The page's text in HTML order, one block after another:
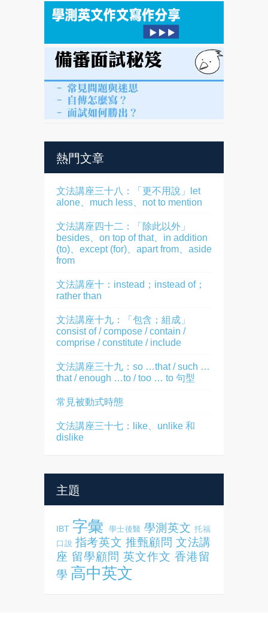
熱門文章
文法講座三十八：「更不用說」let
alone、much less、not to mention
文法講座四十二：「除此以外」
besides、on top of that、in addition
(to)、except (for)、apart from、aside
from
文法講座十：instead；instead of；
rather than
文法講座十九：「包含；組成」
consist of / compose / contain /
comprise / constitute / include
文法講座三十九：so …that / such …
that / enough …to / too … to 句型
常見被動式時態
文法講座三十七：like、unlike 和
dislike
主題
IBT 字彙 學士後醫 學測英文 托福
口說 指考英文 推甄顧問 文法講
座 留學顧問 英文作文 香港留
學 高中英文